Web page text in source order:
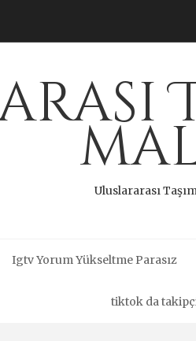
Uluslararası
Igtv Yorum Yükseltme Parasız
tiktok da takipçi